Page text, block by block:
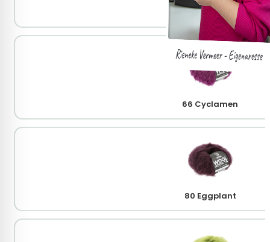
47 Periwinkle
66 Cyclamen
80 Eggplant